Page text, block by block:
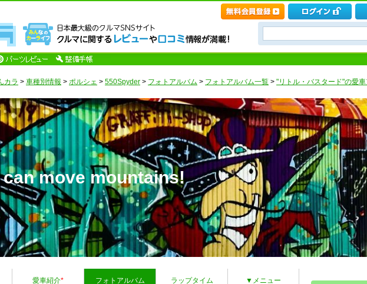
カラ > 車種別情報 > ポルシェ > 550Spyder > フォトアルバム > フォトアルバム一覧 > "リトル・バスタード"の愛
can move mountains!
愛車紹介* フォトアルバム ラップタイム ▼メニュー